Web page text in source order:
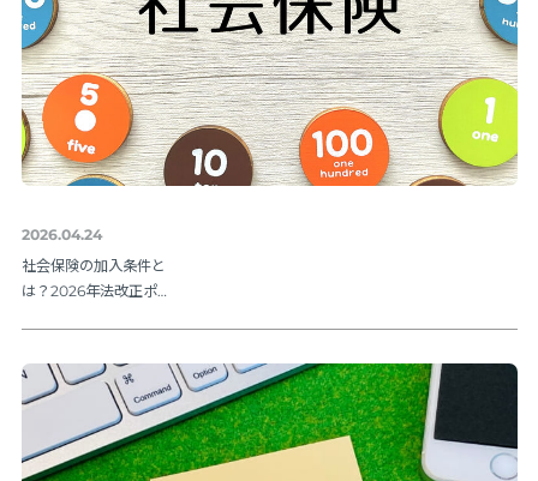
2026.04.24
社会保険の加入条件と
は？2026年法改正ポイ